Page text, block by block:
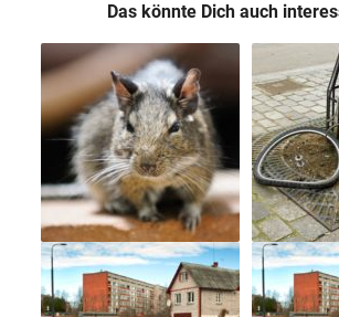
Das könnte Dich auch